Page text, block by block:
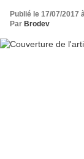
Publié le 17/07/2017
Par Brodev